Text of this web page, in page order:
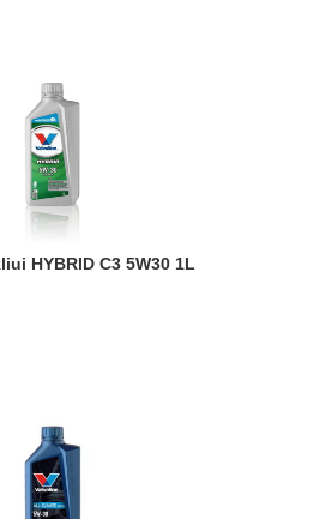
HYBRID C3 5W30 1L